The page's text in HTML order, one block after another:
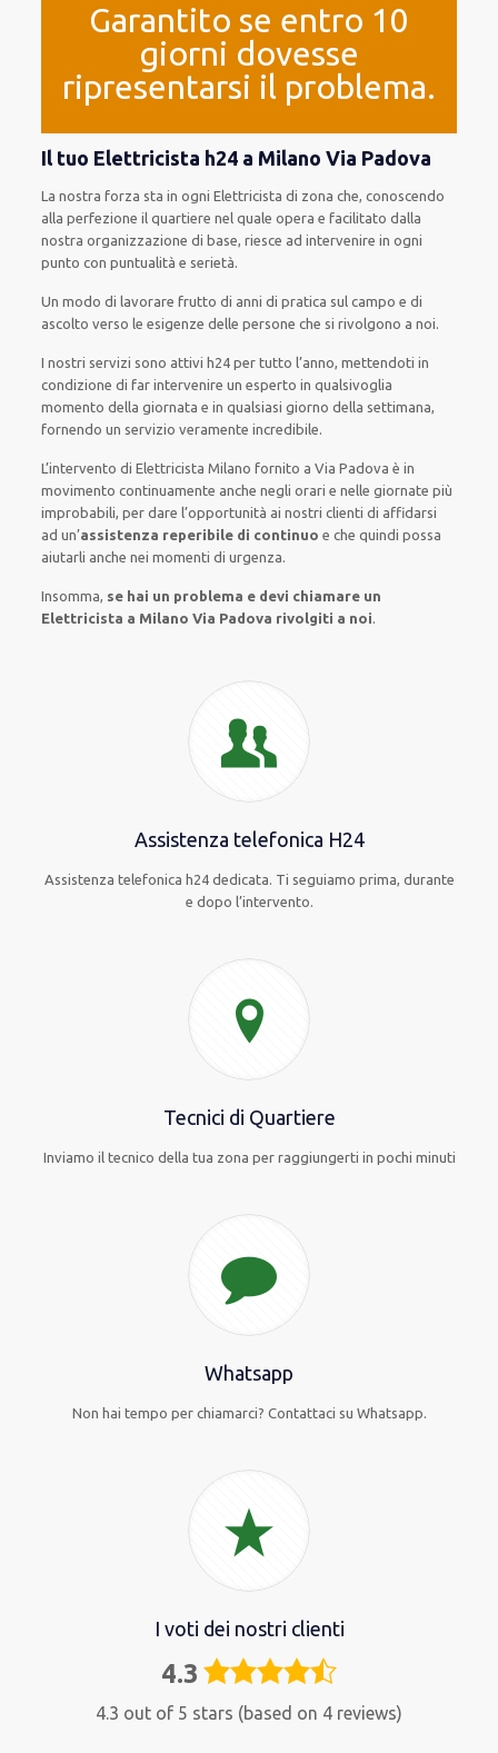
Garantito se entro 10
giorni dovesse
ripresentarsi il problema.
Il tuo Elettricista h24 a Milano Via Padova
La nostra forza sta in ogni Elettricista di zona che, conoscendo
alla perfezione il quartiere nel quale opera efacilitato dalla
nostra organizzazione di base, riesce ad intervenire in ogni
punto con puntualità e serietà.
Un modo di lavorare frutto di anni di pratica sul campo e di
ascolto verso le esigenzedelle persone che si rivolgono a noi.
I nostri servizi sono attivi h24pertutto l’anno, mettendoti in
condizione di farintervenire unesperto inqualsivoglia
momento della giornata e inqualsiasi giorno della settimana,
fornendo un servizioveramente incredibile.
L’intervento di Elettricista Milanofornito a Via Padova èin
movimento continuamente anchenegli orari e nelle giornate più
improbabili, perdare l’opportunità ai nostri clienti di affidarsi
ad un’assistenza reperibile di continuo e chequindi possa
aiutarli anchenei momenti di urgenza.
Insomma, se hai un problema e devi chiamare un
Elettricista a Milano Via Padova rivolgiti a noi.
Assistenza telefonica H24
Assistenza telefonica h24 dedicata. Ti seguiamo prima, durante
e dopo l’intervento.
Tecnici di Quartiere
Inviamo il tecnico della tua zona per raggiungerti in pochi minuti
Whatsapp
Non hai tempo per chiamarci? Contattaci su Whatsapp.
I voti dei nostri clienti
4.3 4,3
4.3 out of 5 stars (based on 4 reviews)